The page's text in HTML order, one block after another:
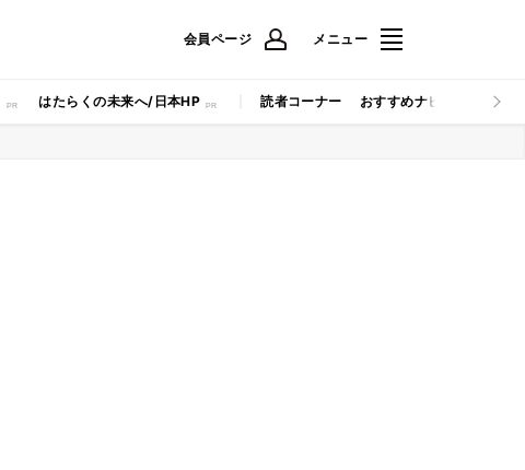
会員ページ メニュー
はたらくの未来へ/日本HP 読者コーナー おすすめナビ マイナビ